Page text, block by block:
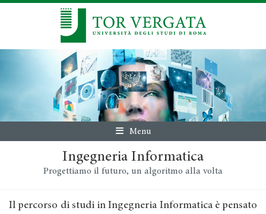
Menu
Ingegneria Informatica
Progettiamo il futuro, un algoritmo alla volta
Il percorso di studi in Ingegneria Informatica è pensato